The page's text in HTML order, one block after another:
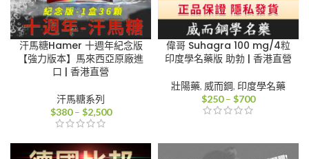
汗馬糖Hamer 十週年紀念版
【強力版本】馬來西亞原廠進
口 | 香港直營
汗馬糖系列
$380 – $2,500價
圍：
偉哥 Suhagra 100 mg/4粒
印度學名藥版 助勃 | 香港直營
壯陽藥, 威而鋼, 印度學名藥
$250 – $700價